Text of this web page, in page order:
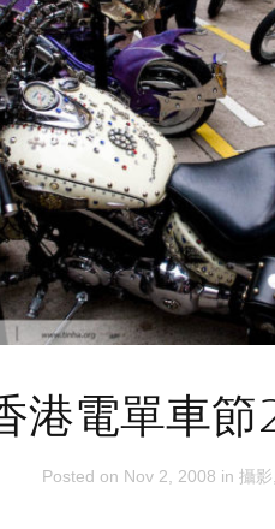
港電單車
Posted on Nov 2, 2008 in 攝影